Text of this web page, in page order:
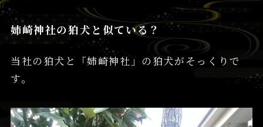
姉崎神社の狛犬と似ている？
当社の狛犬と「姉崎神社」の狛犬がそっくりで
す。